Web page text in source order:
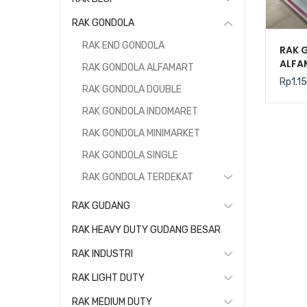
RAK
TIPE
Rp
RAK GONDOLA
RAK END GONDOLA
RAK GONDOLA ALFAMART
RAK GONDOLA DOUBLE
RAK GONDOLA INDOMARET
RAK GONDOLA MINIMARKET
RAK GONDOLA SINGLE
RAK GONDOLA TERDEKAT
RAK GUDANG
RAK HEAVY DUTY GUDANG BESAR
RAK INDUSTRI
RAK LIGHT DUTY
RAK MEDIUM DUTY